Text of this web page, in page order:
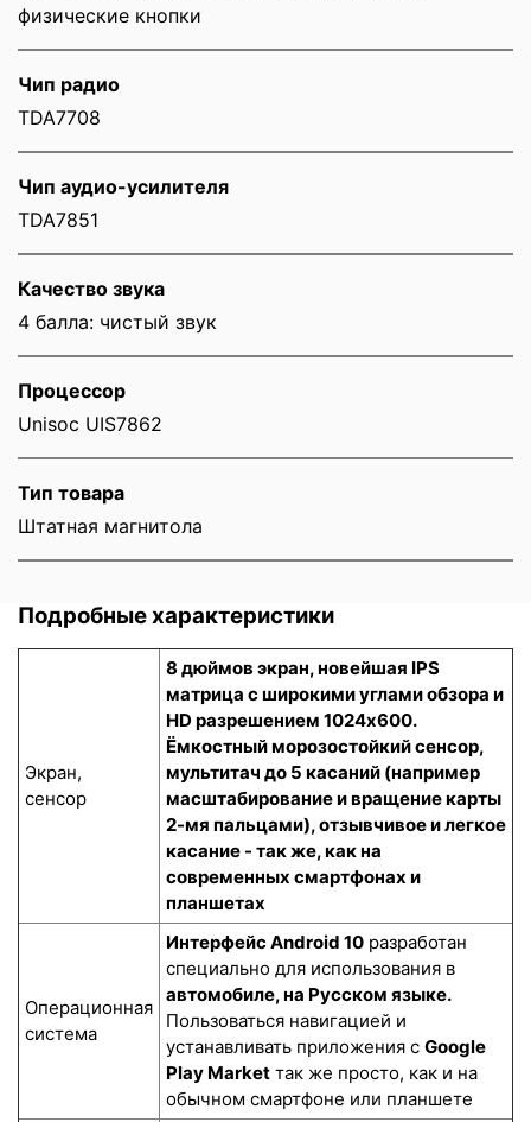
физические кнопки
Чип радио
TDA7708
Чип аудио-усилителя
TDA7851
Качество звука
4 балла: чистый звук
Процессор
Unisoc UIS7862
Тип товара
Штатная магнитола
Подробные характеристики
Экран,
сенсор
8 дюймов экран, новейшая IPS
матрица с широкими углами обзора и
HD разрешением 1024x600.
Ёмкостный морозостойкий сенсор,
мультитач до 5 касаний (например
масштабирование и вращение карты
2-мя пальцами), отзывчивое и легкое
касание - так же, как на
современных смартфонах и
планшетах
Операционная
система
Интерфейс Android 10 разработан
специально для использования в
автомобиле, на Русском языке.
Пользоваться навигацией и
устанавливать приложения с Google
Play Market так же просто, как и на
обычном смартфоне или планшете